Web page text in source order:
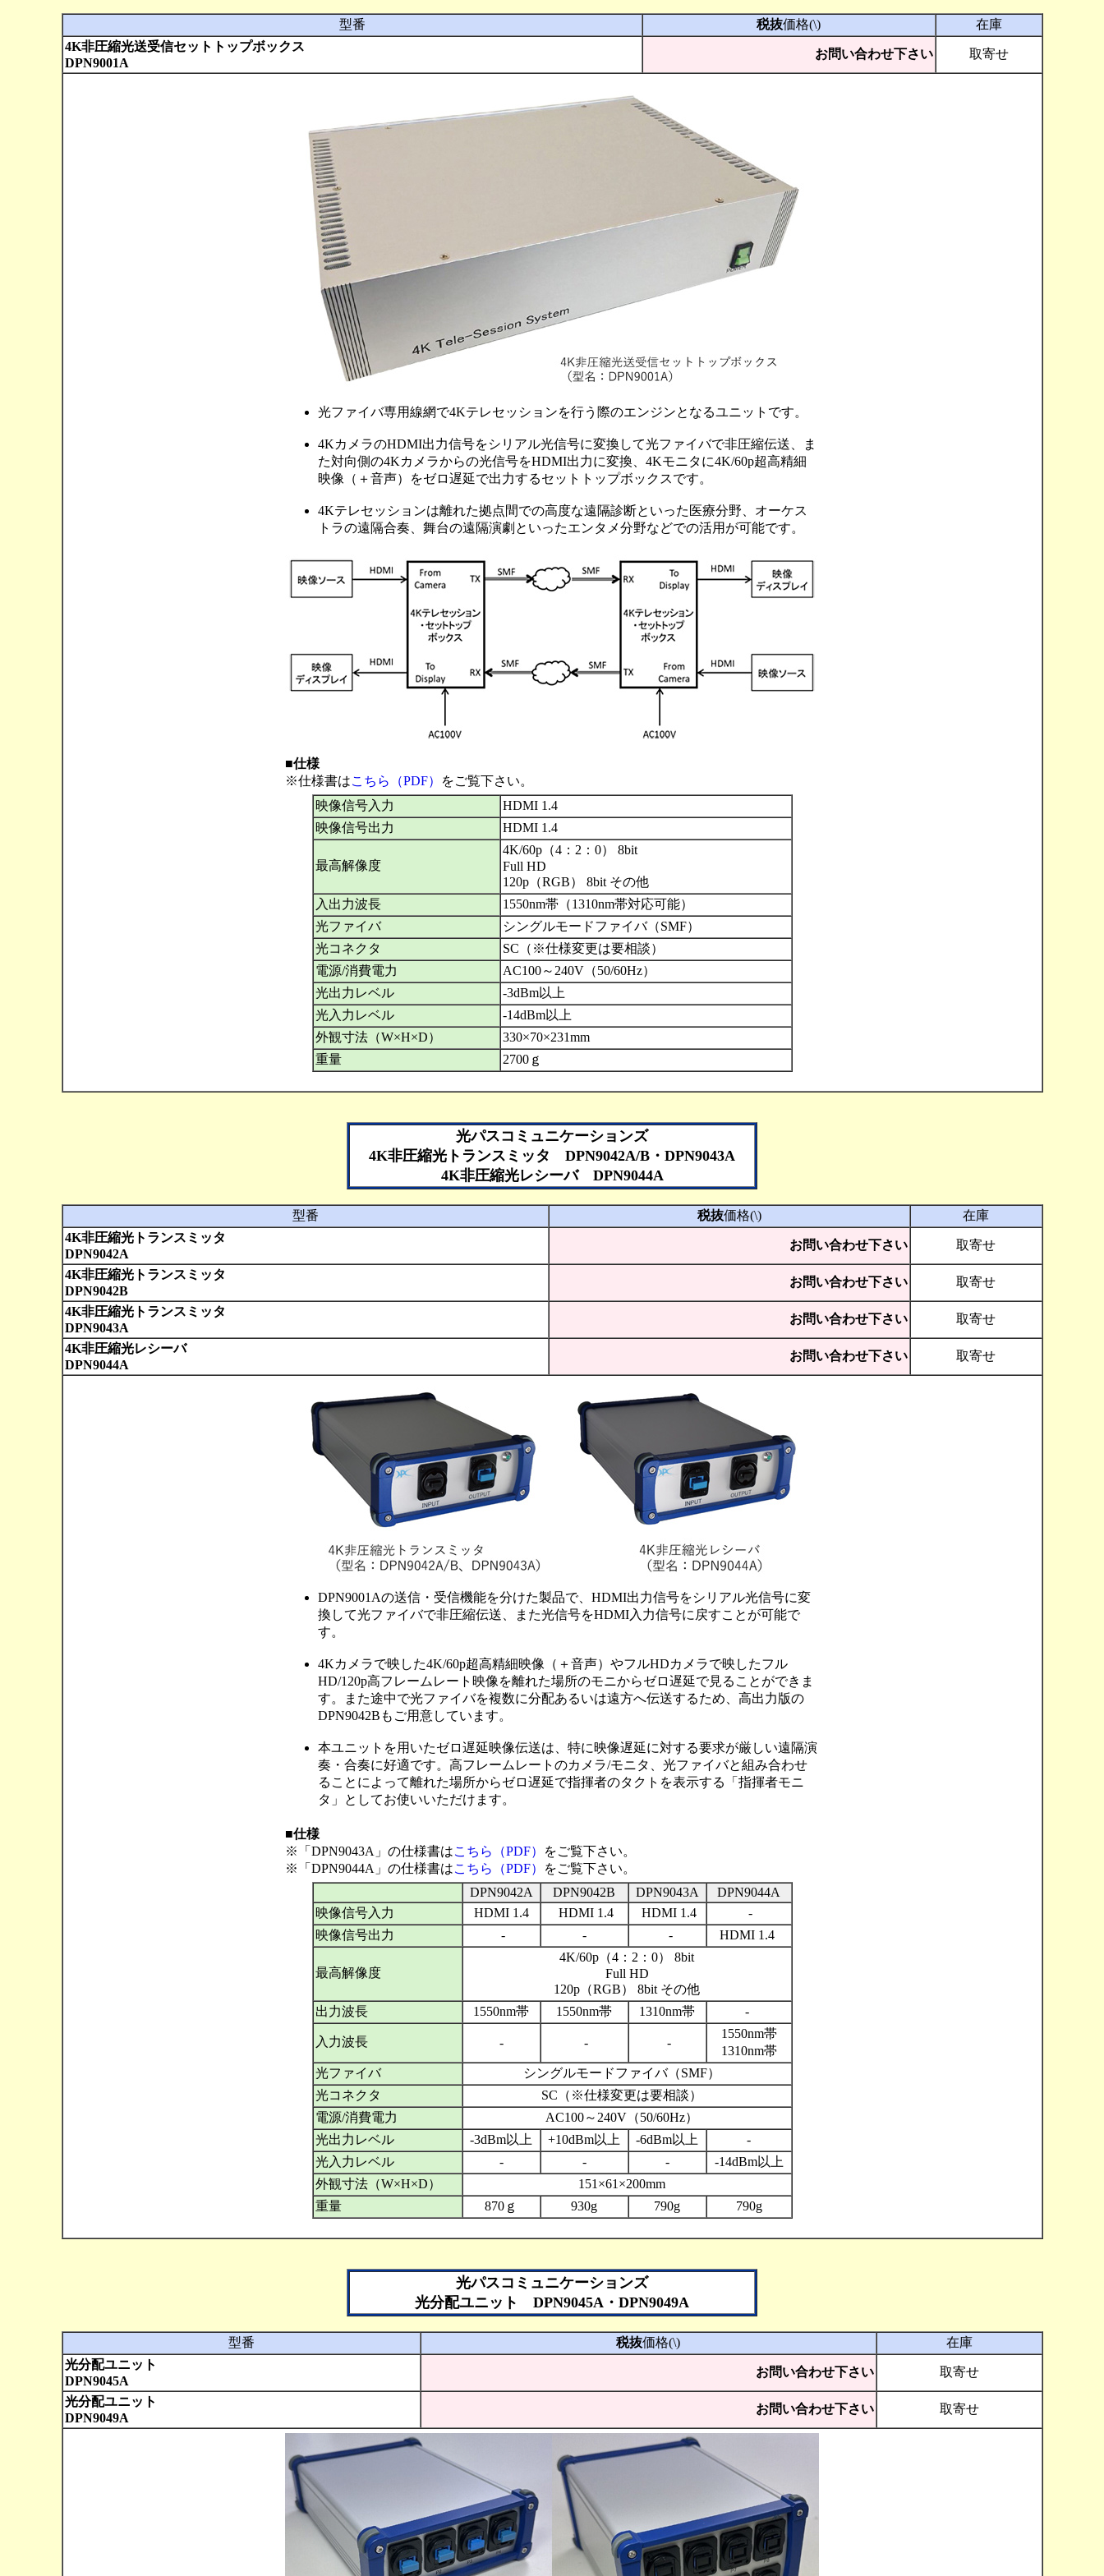
型番 税抜価格(\)
在庫
4K非圧縮光送受信セットトップボックス
DPN9001A
お問い合わせ下さい 取寄せ
光ファイバ専用線網で4Kテレセッションを行う際のエンジンとなるユニットです。
4KカメラのHDMI出力信号をシリアル光信号に変換して光ファイバで非圧縮伝送、ま
た対向側の4Kカメラからの光信号をHDMI出力に変換、4Kモニタに4K/60p超高精細
映像（＋音声）をゼロ遅延で出力するセットトップボックスです。
4Kテレセッションは離れた拠点間での高度な遠隔診断といった医療分野、オーケス
トラの遠隔合奏、舞台の遠隔演劇といったエンタメ分野などでの活用が可能です。
■仕様
※仕様書はこちら（PDF）
をご覧下さい。
映像信号入力
HDMI 1.4
映像信号出力
HDMI 1.4
最高解像度
4K/60p（4：2：0） 8bit
Full HD
120p（RGB） 8bit その他
入出力波長
1550nm帯（1310nm帯対応可能）
光ファイバ
シングルモードファイバ（SMF）
光コネクタ
SC（※仕様変更は要相談）
電源/消費電力
AC100～240V（50/60Hz）
光出力レベル
-3dBm以上
光入力レベル
-14dBm以上
外観寸法（W×H×D）
330×70×231mm
重量
2700ｇ
光パスコミュニケーションズ
4K非圧縮光トランスミッタ DPN9042A/B・DPN9043A
4K非圧縮光レシーバ DPN9044A
型番 税抜価格(\)
在庫
4K非圧縮光トランスミッタ
DPN9042A
お問い合わせ下さい 取寄せ
4K非圧縮光トランスミッタ
DPN9042B
お問い合わせ下さい 取寄せ
4K非圧縮光トランスミッタ
DPN9043A
お問い合わせ下さい 取寄せ
4K非圧縮光レシーバ
DPN9044A
お問い合わせ下さい 取寄せ
DPN9001Aの送信・受信機能を分けた製品で、HDMI出力信号をシリアル光信号に変
換して光ファイバで非圧縮伝送、また光信号をHDMI入力信号に戻すことが可能で
す。
4Kカメラで映した4K/60p超高精細映像（＋音声）やフルHDカメラで映したフル
HD/120p高フレームレート映像を離れた場所のモニからゼロ遅延で見ることができま
す。また途中で光ファイバを複数に分配あるいは遠方へ伝送するため、高出力版の
DPN9042Bもご用意しています。
本ユニットを用いたゼロ遅延映像伝送は、特に映像遅延に対する要求が厳しい遠隔演
奏・合奏に好適です。高フレームレートのカメラ/モニタ、光ファイバと組み合わせ
ることによって離れた場所からゼロ遅延で指揮者のタクトを表示する「指揮者モニ
タ」としてお使いいただけます。
■仕様
※「DPN9043A」の仕様書はこちら（PDF）
をご覧下さい。
※「DPN9044A」の仕様書はこちら（PDF）
をご覧下さい。
DPN9042A
DPN9042B DPN9043A
DPN9044A
映像信号入力
HDMI 1.4 HDMI 1.4 HDMI 1.4
-
映像信号出力
- - - HDMI 1.4
最高解像度
4K/60p（4：2：0） 8bit
Full HD
120p（RGB） 8bit その他
出力波長
1550nm帯 1550nm帯 1310nm帯 -
入力波長 - - -
1550nm帯
1310nm帯
光ファイバ
シングルモードファイバ（SMF）
光コネクタ
SC（※仕様変更は要相談）
電源/消費電力
AC100～240V（50/60Hz）
光出力レベル
-3dBm以上 +10dBm以上 -6dBm以上
-
光入力レベル
- - -
-14dBm以上
外観寸法（W×H×D）
151×61×200mm
重量
870ｇ 930g 790g 790g
光パスコミュニケーションズ
光分配ユニット DPN9045A・DPN9049A
型番 税抜価格(\)
在庫
光分配ユニット
DPN9045A
お問い合わせ下さい 取寄せ
光分配ユニット
DPN9049A
お問い合わせ下さい 取寄せ